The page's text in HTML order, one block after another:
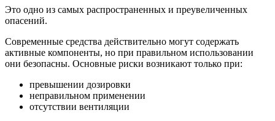
Это одно из самых распространенных и преувеличенных
опасений.
Современные средства действительно могут содержать
активные компоненты, но при правильном использовании
они безопасны. Основные риски возникают только при:
превышении дозировки
неправильном применении
отсутствии вентиляции